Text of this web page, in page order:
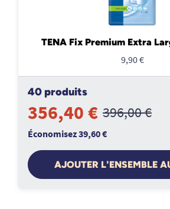
TENA Fix Premium Extra
9,90 €
40 produits
356,40 € 396,00 €
Économisez 39,60 €
AJOUTER L'ENSEMBLE